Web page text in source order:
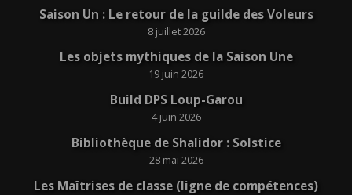
Saison Un : Le retour de la guilde des Voleurs
8 juillet 2026
Les objets mythiques de la Saison Une
19 juin 2026
Build DPS Loup-Garou
4 juin 2026
Bibliothèque de Shalidor : Solstice
28 mai 2026
Les Maîtrises de classe (ligne de compétences)